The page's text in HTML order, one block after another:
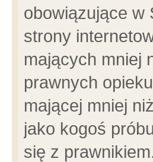
obowiązujące w
strony
mających mniej
prawnych
mającej mniej
jako kogoś
się z